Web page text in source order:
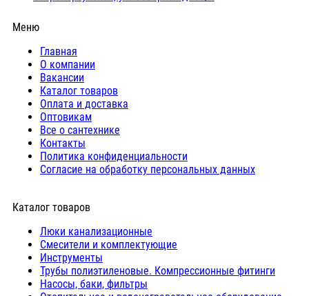
Меню
Главная
О компании
Вакансии
Каталог товаров
Оплата и доставка
Оптовикам
Все о сантехнике
Контакты
Политика конфиденциальности
Согласие на обработку персональных данных
Каталог товаров
Люки канализационные
Cмесители и комплектующие
Инструменты
Трубы полиэтиленовые. Компрессионные фитинги
Насосы, баки, фильтры